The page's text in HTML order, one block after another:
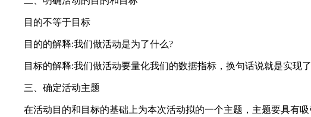
目的不等于目标
目的的解释:我们做活动是为了什么?
目标的解释:我们做活动要量化我们的数据指标，换句话说就是实现了
三、确定活动主题
在活动目的和目标的基础上为本次活动拟的一个主题，主题要具有吸